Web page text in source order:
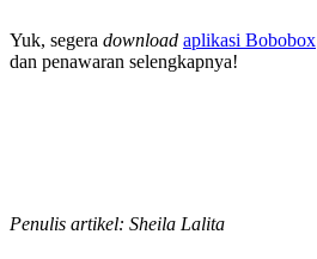
Yuk, segera download aplikasi Bobobox
dan penawaran selengkapnya!
Penulis artikel: Sheila Lalita